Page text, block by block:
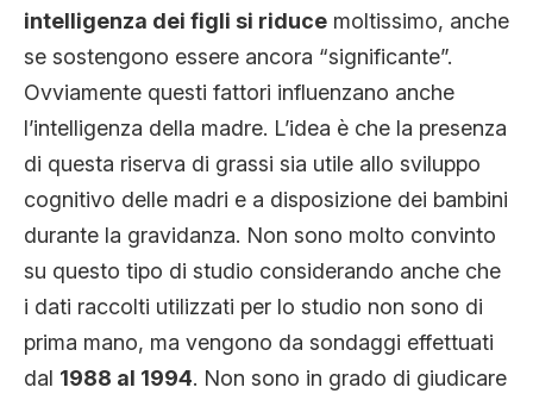
intelligenza dei figli si riduce moltissimo, anche
se sostengono essere ancora “significante”.
Ovviamente questi fattori influenzano anche
l’intelligenza della madre. L’idea è che la presenza
di questa riserva di grassi sia utile allo sviluppo
cognitivo delle madri e a disposizione dei bambini
durante la gravidanza. Non sono molto convinto
su questo tipo di studio considerando anche che
i dati raccolti utilizzati per lo studio non sono di
prima mano, ma vengono da sondaggi effettuati
dal 1988 al 1994. Non sono in grado di giudicare